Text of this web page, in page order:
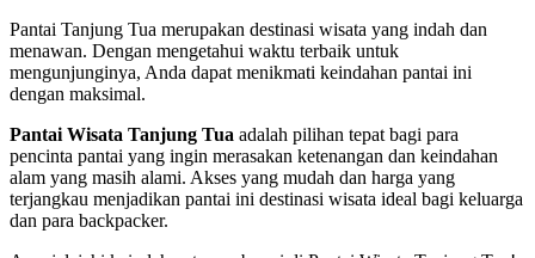
Pantai Tanjung Tua merupakan destinasi wisata yang indah dan
menawan. Dengan mengetahui waktu terbaik untuk
mengunjunginya, Anda dapat menikmati keindahan pantai ini
dengan maksimal.
Pantai Wisata Tanjung Tua adalah pilihan tepat bagi para
pencinta pantai yang ingin merasakan ketenangan dan keindahan
alam yang masih alami. Akses yang mudah dan harga yang
terjangkau menjadikan pantai ini destinasi wisata ideal bagi keluarga
dan para backpacker.